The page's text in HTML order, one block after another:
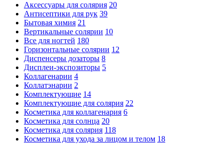
Аксессуары для солярия 20
Антисептики для рук 39
Бытовая химия 21
Вертикальные солярии 10
Все для ногтей 180
Горизонтальные солярии 12
Диспенсеры дозаторы 8
Дисплеи-экспозиторы 5
Коллагенарии 4
Коллатэнарии 2
Комплектующие 14
Комплектующие для солярия 22
Косметика для коллагенария 6
Косметика для солнца 20
Косметика для солярия 118
Косметика для ухода за лицом и телом 18